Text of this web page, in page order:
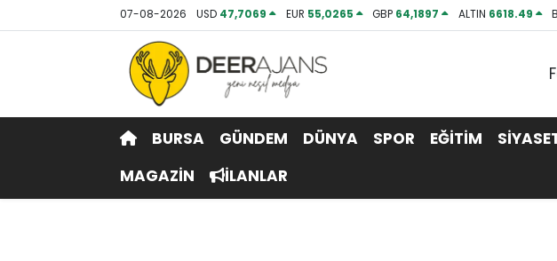
07-08-2026 USD 47,7069 EUR 55,0265 GBP 64,1897 ALTIN 6618.49
BURSA GÜNDEM DÜNYA SPOR EĞİTİM
MAGAZİN
İLANLAR
Hava Durumu
Trafik Durumu
Tüm Manşetler